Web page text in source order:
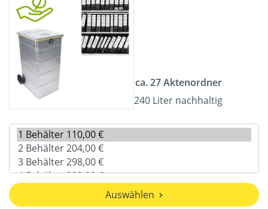
ca. 27 Aktenordner
240 Liter nachhaltig
Auswählen